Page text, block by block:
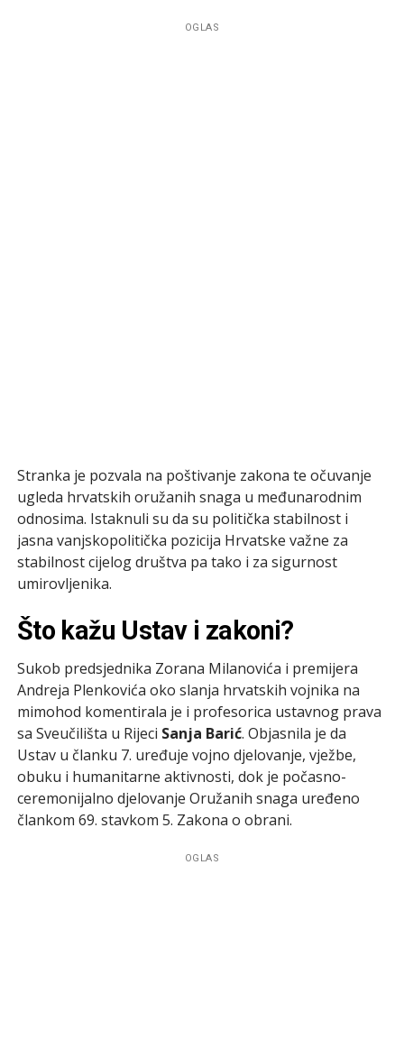
OGLAS
Stranka je pozvala na poštivanje zakona te očuvanje
ugleda hrvatskih oružanih snaga u međunarodnim
odnosima. Istaknuli su da su politička stabilnost i
jasna vanjskopolitička pozicija Hrvatske važne za
stabilnost cijelog društva pa tako i za sigurnost
umirovljenika.
Što kažu Ustav i zakoni?
Sukob predsjednika Zorana Milanovića i premijera
Andreja Plenkovića oko slanja hrvatskih vojnika na
mimohod komentirala je i profesorica ustavnog prava
sa Sveučilišta u Rijeci Sanja Barić. Objasnila je da
Ustav u članku 7. uređuje vojno djelovanje, vježbe,
obuku i humanitarne aktivnosti, dok je počasno-
ceremonijalno djelovanje Oružanih snaga uređeno
člankom 69. stavkom 5. Zakona o obrani.
OGLAS